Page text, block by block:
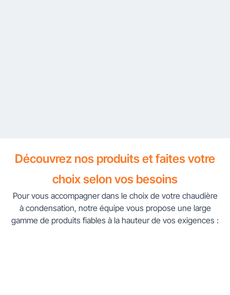
Découvrez nos produits et faites votre
choix selon vos besoins
Pour vous accompagner dans le choix de votre chaudière
à condensation, notre équipe vous propose une large
gamme de produits fiables à la hauteur de vos exigences :